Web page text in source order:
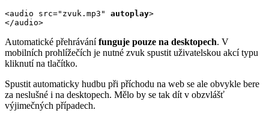
<audio src="zvuk.mp3" autoplay>
</audio>
Automatické přehrávánífunguje pouze na desktopech. V
mobilních prohlížečích je nutné zvuk spustit uživatelskou akcí typu
kliknutí na tlačítko.
Spustit automaticky hudbu při příchodu na web se ale obvykle bere
za neslušné i na desktopech. Mělo by se tak dít v obzvlášť
výjimečných případech.